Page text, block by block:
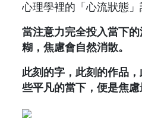
心理學裡的「心流狀態」
當注意力完全投入當下
糊，焦慮會自然消散。
此刻的字，此刻的作品
些平凡的當下，便是焦慮